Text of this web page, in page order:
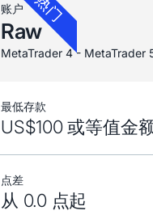
账户
Raw
MetaTrader 4 - MetaTrader
最低存款
US$100 或等值金
点差
从 0.0 点起